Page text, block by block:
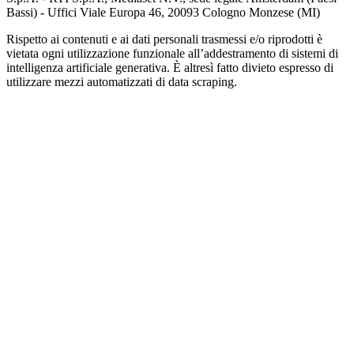
Bassi) - Uffici Viale Europa 46, 20093 Cologno Monzese (MI)
Rispetto ai contenuti e ai dati personali trasmessi e/o riprodotti è
vietata ogni utilizzazione funzionale all’addestramento di sistemi di
intelligenza artificiale generativa. È altresì fatto divieto espresso di
utilizzare mezzi automatizzati di data scraping.